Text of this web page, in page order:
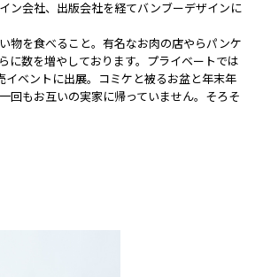
ン会社、出版会社を経てバンブーデザインに
物を食べること。有名なお肉の店やらパンケ
に数を増やしております。プライベートでは
イベントに出展。コミケと被るお盆と年末年
回もお互いの実家に帰っていません。そろそ